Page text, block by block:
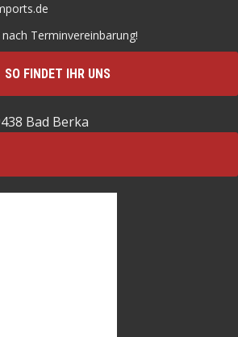
Terminvereinbarung!
SO FINDET IHR UNS
Bad Berka